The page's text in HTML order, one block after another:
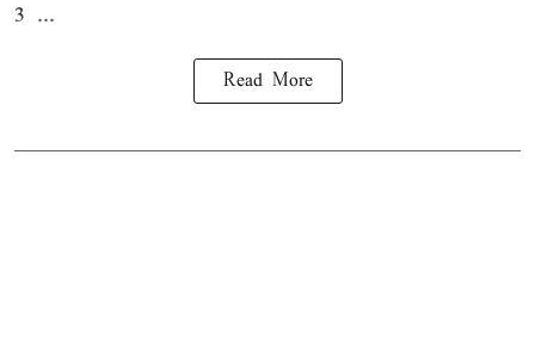
3 ...
Read More